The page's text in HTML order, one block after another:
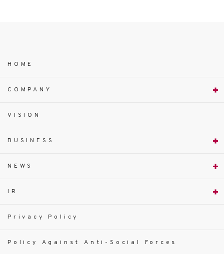
HOME
COMPANY
VISION
BUSINESS
NEWS
IR
Privacy Policy
Policy Against Anti-Social Forces